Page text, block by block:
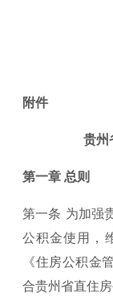
附件
贵州
第一章 总则
第一条 为加强
公积金使用，
《住房公积金
合贵州省直住